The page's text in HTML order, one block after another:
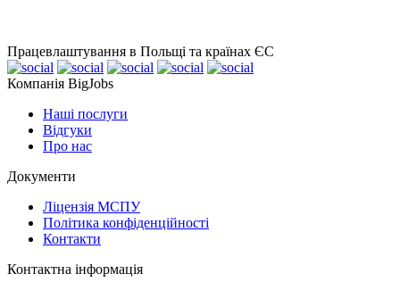
Працевлаштування в Польщі та країнах ЄС
Компанія BigJobs
Наші послуги
Відгуки
Про нас
Документи
Ліцензія МСПУ
Політика конфіденційності
Контакти
Контактна інформація